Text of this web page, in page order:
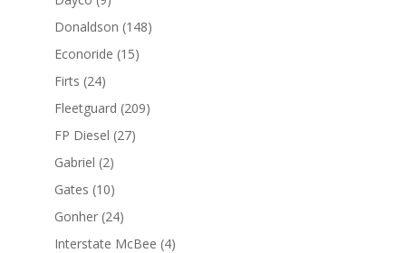
productos
Donaldson 148148
Econoride 1515
Firts 2424
productos
Fleetguard 209209
FP Diesel 2727
Gabriel 22
productos
Gates 1010
productos
Gonher 2424
productos
Interstate McBee 44